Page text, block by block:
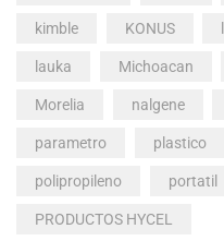
kimble KONUS
lauka Michoacan
Morelia nalgene
parametro plastico
polipropileno portatil
PRODUCTOS HYCEL